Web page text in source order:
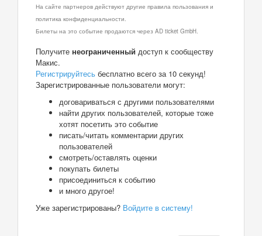
На сайте партнеров действуют другие правила пользования и
политика конфиденциальности.
Билеты на это событие продаются через AD ticket GmbH.
Получите неограниченный доступ к сообществу
Макис.
Регистрируйтесь бесплатно всего за 10 секунд!
Зарегистрированные пользователи могут:
договариваться с другими пользователями
найти других пользователей, которые тоже
хотят посетить это событие
писать/читать комментарии других
пользователей
смотреть/оставлять оценки
покупать билеты
присоединиться к событию
и много другое!
Уже зарегистрированы? Войдите в систему!